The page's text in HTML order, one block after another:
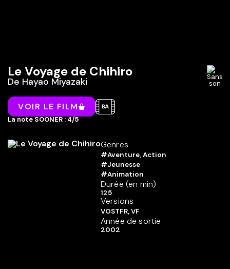
Le Voyage de Chihiro
De Hayao Miyazaki
VOIR LE FILM
La note SOONER : 4/5
Genres
#Aventure, Action
#Jeunesse
#Animation
Durée (en min)
125
Versions
VOSTFR, VF
Année de sortie
2002